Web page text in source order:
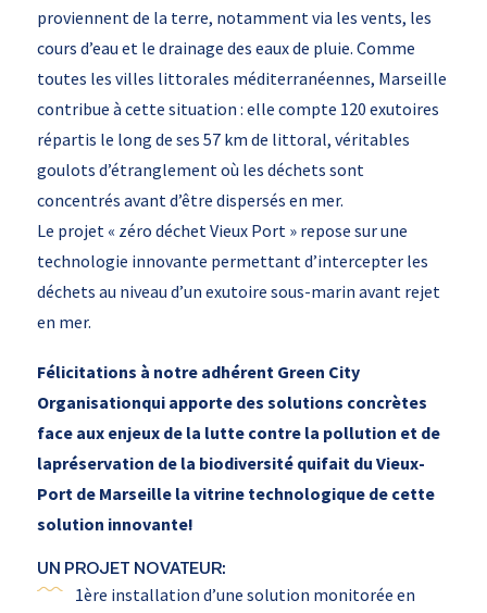
proviennent de la terre, notamment via les vents, les
cours d’eau et le drainage des eaux de pluie. Comme
toutes les villes littorales méditerranéennes, Marseille
contribue à cette situation : elle compte 120 exutoires
répartis le long de ses 57 km de littoral, véritables
goulots d’étranglement où les déchets sont
concentrés avant d’être dispersés en mer.
Le projet « zéro déchet Vieux Port » repose sur une
technologie innovante permettant d’intercepter les
déchets au niveau d’un exutoire sous-marin avant rejet
en mer.
Félicitations à notre adhérent Green City
Organisationqui apporte des solutions concrètes
face aux enjeux de la lutte contre la pollution et de
lapréservation de la biodiversité quifait du Vieux-
Port de Marseille la vitrine technologique de cette
solution innovante!
UN PROJET NOVATEUR:
1ère installation d’une solution monitorée en